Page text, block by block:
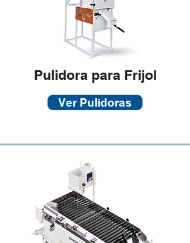
Pulidora para Frijol
Ver Pulidoras